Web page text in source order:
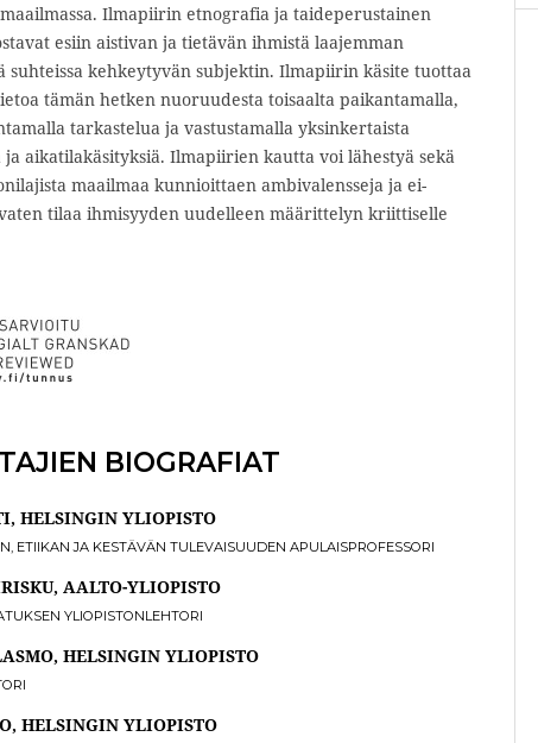
Ilmapiirin etnografia ja taideperustainen
esiin aistivan ja tietävän ihmistä laajemman
suhteissa kehkeytyvän subjektin. Ilmapiirin käsite tuottaa
tämän hetken nuoruudesta toisaalta paikantamalla,
tarkastelua ja vastustamalla yksinkertaista
ja aikatilakäsityksiä. Ilmapiirien kautta voi lähestyä sekä
maailmaa kunnioittaen ambivalensseja ja ei-
tilaa ihmisyyden uudelleen määrittelyn kriittiselle
BIOGRAFIAT
HELSINGIN YLIOPISTO
ETIIKAN JA KESTÄVÄN TULEVAISUUDEN APULAISPROFESSORI
AALTO-YLIOPISTO
YLIOPISTONLEHTORI
HELSINGIN YLIOPISTO
HELSINGIN YLIOPISTO